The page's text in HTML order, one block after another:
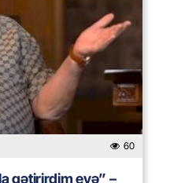
60
gətirirdim evə” –